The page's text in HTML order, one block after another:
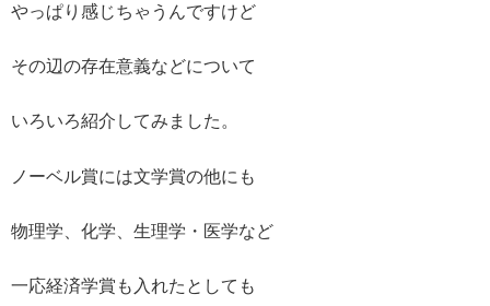
やっぱり感じちゃうんですけど
その辺の存在意義などについて
いろいろ紹介してみました。
ノーベル賞には文学賞の他にも
物理学、化学、生理学・医学など
一応経済学賞も入れたとしても